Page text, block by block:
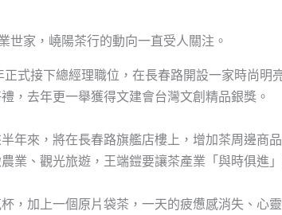
世家，嶢陽茶行的動向一直受人關注。
式接下總經理職位，在長春路開設一家時尚明
，去年更一舉獲得文建會台灣文創精品銀獎。
年來，將在長春路旗艦店樓上，增加茶周邊商
業、觀光旅遊，王端鎧要讓茶產業「與時俱進
，加上一個原片袋茶，一天的疲憊感消失、心